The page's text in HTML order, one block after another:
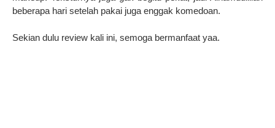
beberapa hari setelah pakai juga enggak komedoan.
Sekian dulu review kali ini, semoga bermanfaat yaa.